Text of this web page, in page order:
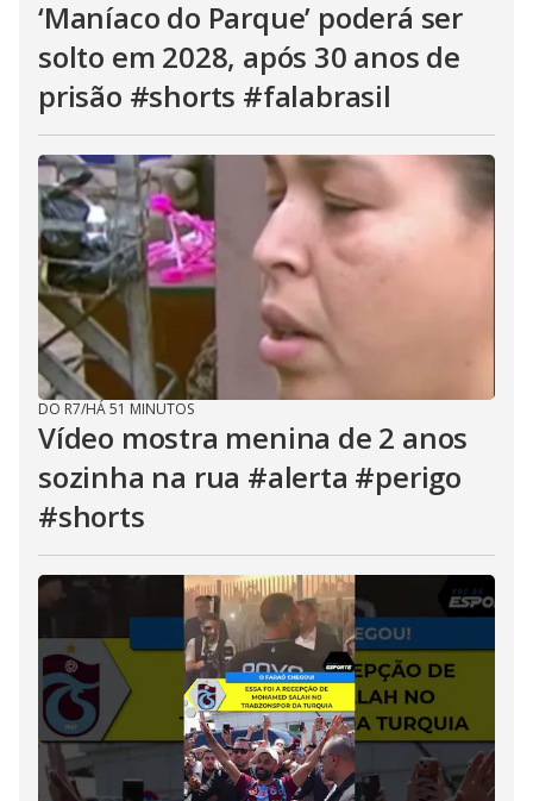
‘Maníaco do Parque’ poderá ser
solto em 2028, após 30 anos de
prisão #shorts #falabrasil
DO R7/HÁ 51 MINUTOS
Vídeo mostra menina de 2 anos
sozinha na rua #alerta #perigo
#shorts